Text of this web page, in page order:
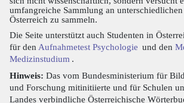
umfangreiche Sammlung an unterschiedlichen
Österreich zu sammeln.
Die Seite unterstützt auch Studenten in
für den Aufnahmetest Psychologie und den
Medizinstudium .
Hinweis: Das vom Bundesministerium für
und Forschung mitinitiierte und für Schulen
Landes verbindliche Österreichische